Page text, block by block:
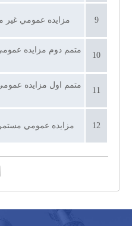
9 مزايده عمومي غير مستمر 4 -1403(
10
11
12 مزايده عمومي مستمر 3 -1403( ضايعات حاصل از توليد)